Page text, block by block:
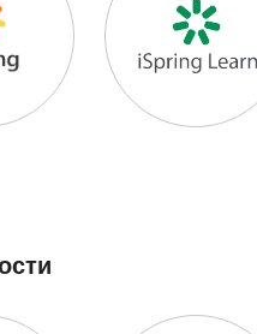
iSpring Learn